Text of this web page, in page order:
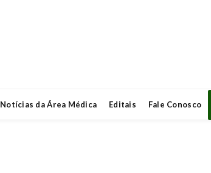
Notícias da Área Médica Editais Fale Conosco